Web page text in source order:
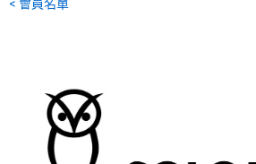
< 會員名單